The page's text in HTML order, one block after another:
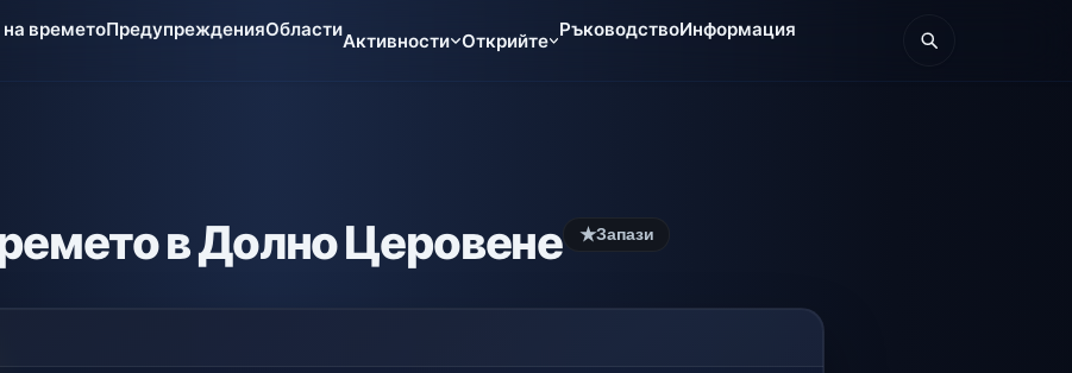
на времетоПредупрежденияОбласти
Активности Открийте
РъководствоИнформация
в Долно Церовене ★Запази